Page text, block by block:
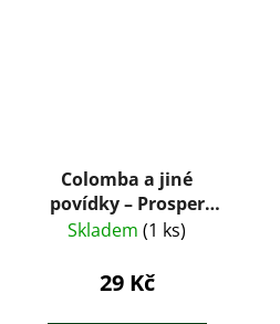
Colomba a jiné
povídky – Prosper
Mérimée (1959)
Skladem (1 ks)
29 Kč